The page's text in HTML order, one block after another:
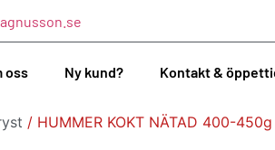
oss Ny kund? Kontakt &
/ HUMMER KOKT NÄTAD 400-450g